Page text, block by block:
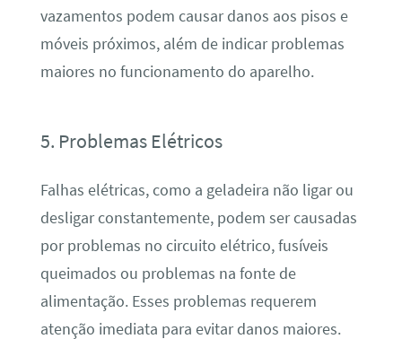
vazamentos podem causar danos aos pisos e
móveis próximos, além de indicar problemas
maiores no funcionamento do aparelho.
5. Problemas Elétricos
Falhas elétricas, como a geladeira não ligar ou
desligar constantemente, podem ser causadas
por problemas no circuito elétrico, fusíveis
queimados ou problemas na fonte de
alimentação. Esses problemas requerem
atenção imediata para evitar danos maiores.